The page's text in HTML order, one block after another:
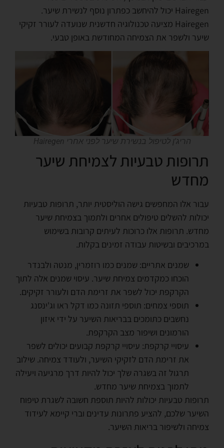
Hairegen יכול להיחשב כפתרון נוסף לנשירת שיער.
Hairegen מציעה טכנולוגיה חדשנית שנועדה לעורר זקיקי
שיער ולשפר את הצמיחה המחודשת באופן טבעי.
הריג'ן לטיפול בנשירת שיער לפני אחרי Hairegen
תרופות טבעיות לצמיחת שיער
מחדש
עבור אלו המחפשים גישה הוליסטית יותר, תרופות טבעיות
יכולות להשלים טיפולים אחרים ולתמוך בצמיחת שיער
מחדש. תרופות אלו כרוכות לעיתים קרובות בשימוש
במרכיבים ובשיטות עבודה זמינים בקלות.
שמנים אתריים: שמנים כמו רוזמרין, מנטה ולבנדר
הוכחו כמקדמים צמיחת שיער. עיסוי שמנים אלה לתוך
הקרקפת יכול לשפר את זרימת הדם ולעורר זקיקים.
תוספי צמחים: תוספי תזונה כמו דקל ראו וג'ינסנג
נחשבים כתומכים בבריאות השיער על ידי איזון
הורמונים ושיפור מצב הקרקפת.
עיסויי קרקפת: עיסויי קרקפת קבועים יכולים לשפר
את זרימת הדם לזקיקי השיער, ולעודד צמיחה. שילוב
תרגול זה בשגרה שלך יכול להיות דרך מרגיעה ויעילה
לתמוך בצמיחת שיער מחדש.
תרופות טבעיות יכולות להיות תוספת חשובה לשגרת טיפוח
השיער שלכם, להציע פתרונות עדינים וברי קיימא לעידוד
צמיחה ולשיפור בריאות השיער.